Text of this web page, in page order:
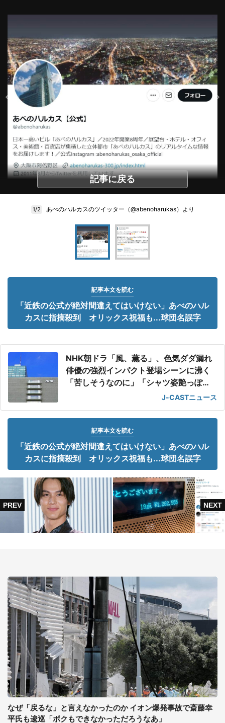
記事に戻る
1/2 あべのハルカスのツイッター（@abenoharukas）より
記事本文を読む
「近鉄の公式が絶対間違えてはいけない」あべのハル
カスに指摘殺到 オリックス祝福も...球団名誤字
NHK朝ドラ「風、薫る」、色気ダダ漏れ
俳優の強烈インパクト登場シーンに沸く
「苦しそうなのに」「シャツ姿艶っぽ
J-CASTニュース
記事本文を読む
「近鉄の公式が絶対間違えてはいけない」あべのハル
カスに指摘殺到 オリックス祝福も...球団名誤字
なぜ「戻るな」と言えなかったのか イオン爆発事故で斎藤幸
平氏も逡巡「ボクもできなかっただろうなあ」